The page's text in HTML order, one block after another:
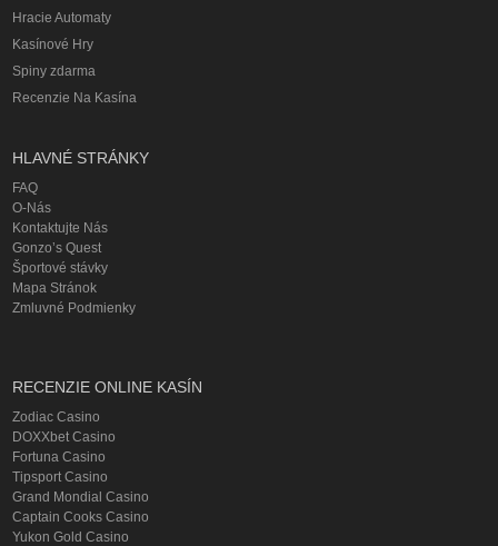
Hracie Automaty
Kasínové Hry
Spiny zdarma
Recenzie Na Kasína
HLAVNÉ STRÁNKY
FAQ
O-Nás
Kontaktujte Nás
Gonzo’s Quest
Športové stávky
Mapa Stránok
Zmluvné Podmienky
RECENZIE ONLINE KASÍN
Zodiac Casino
DOXXbet Casino
Fortuna Casino
Tipsport Casino
Grand Mondial Casino
Captain Cooks Casino
Yukon Gold Casino